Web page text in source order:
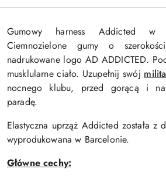
Gumowy harness Addicted w
Ciemnozielone gumy o
nadrukowane logo AD ADDICTED.
musklularne ciało. Uzupełnij swój
nocnego klubu, przed gorącą i
paradę.
Elastyczna uprząż Addicted została z
wyprodukowana w Barcelonie.
Główne cechy: